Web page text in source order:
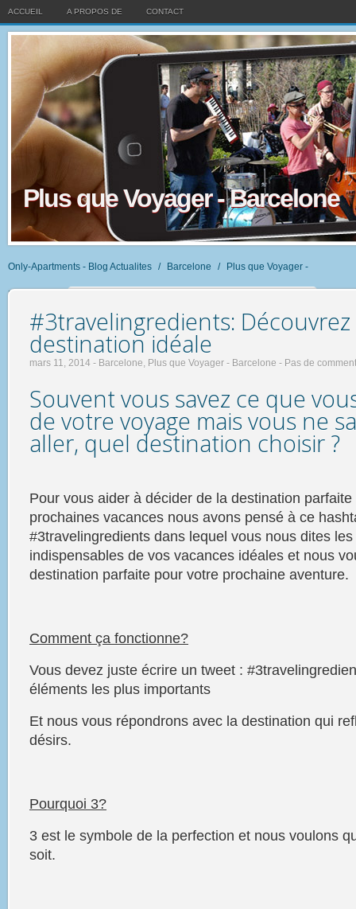
ACCUEIL A PROPOS DE CONTACT
Plus que Voyager - Barcelone
Only-Apartments - Blog Actualites / Barcelone / Plus que Voyager -
Barcelone
#3travelingredients:
destination idéale
mars 11, 2014 - Barcelone, Plus que Voyager - Barcelone - Pas de
Souvent vous savez ce que
de votre voyage mais vous ne
aller, quel destination choisir ?
Pour vous aider à décider de la destination parfaite
prochaines vacances nous avons pensé à ce
#3travelingredients dans lequel vous nous dites
indispensables de vos vacances idéales et nous
destination parfaite pour votre prochaine aventure.
Comment ça fonctionne?
Vous devez juste écrire un tweet :
éléments les plus importants
Et nous vous répondrons avec la destination qui
désirs.
Pourquoi 3?
3 est le symbole de la perfection et nous voulons
soit.